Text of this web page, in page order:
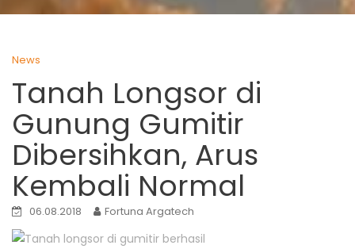
News
Tanah Longsor di
Gunung Gumitir
Dibersihkan, Arus
Kembali Normal
06.08.2018 Fortuna Argatech